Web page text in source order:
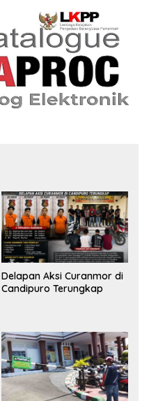
Delapan Aksi Curanmor di
Candipuro Terungkap